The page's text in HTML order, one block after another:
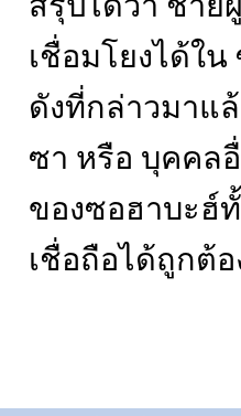
เชื่อมโยงได้ใ
ดังที่กล่าวมาแ
ซา หรือ บุคคล
ของซอฮาบะฮ์
เชื่อถือได้ถูกต้